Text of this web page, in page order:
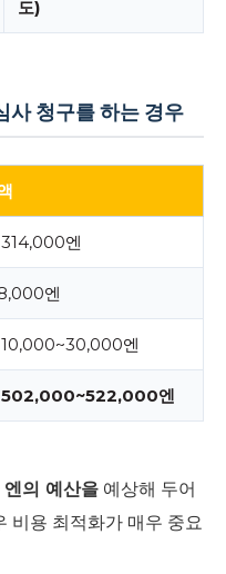
도)
사 청구를 하는 경우
엔
엔
엔
502,000~522,000엔
의 예산을 예상해 두어
비용 최적화가 매우 중요